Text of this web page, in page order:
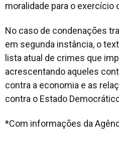
moralidade para o exercício
No caso de condenações
em segunda instância, o
lista atual de crimes que
acrescentando aqueles
contra a economia e as
contra o Estado
*Com informações da